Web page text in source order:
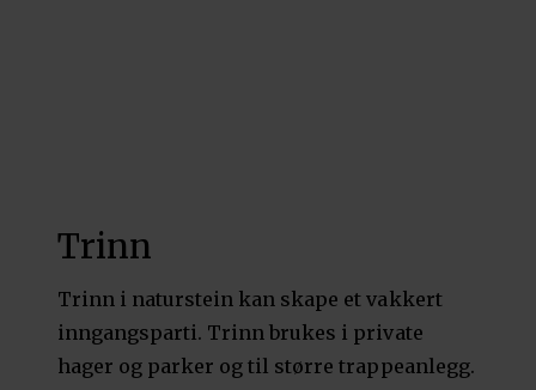
Trinn
Trinn i naturstein kan skape et vakkert
inngangsparti. Trinn brukes i private
hager og parker og til større trappeanlegg.